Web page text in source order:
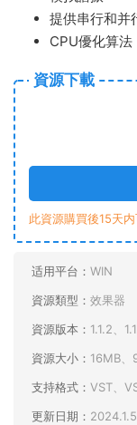
提供串行和并
CPU優化算法
資源下載
此資源購買後15天
适用平台： WIN
資源類型： 效果器
資源版本： 1.1.2、
資源大小： 16MB、
支持格式： VST、
更新日期：